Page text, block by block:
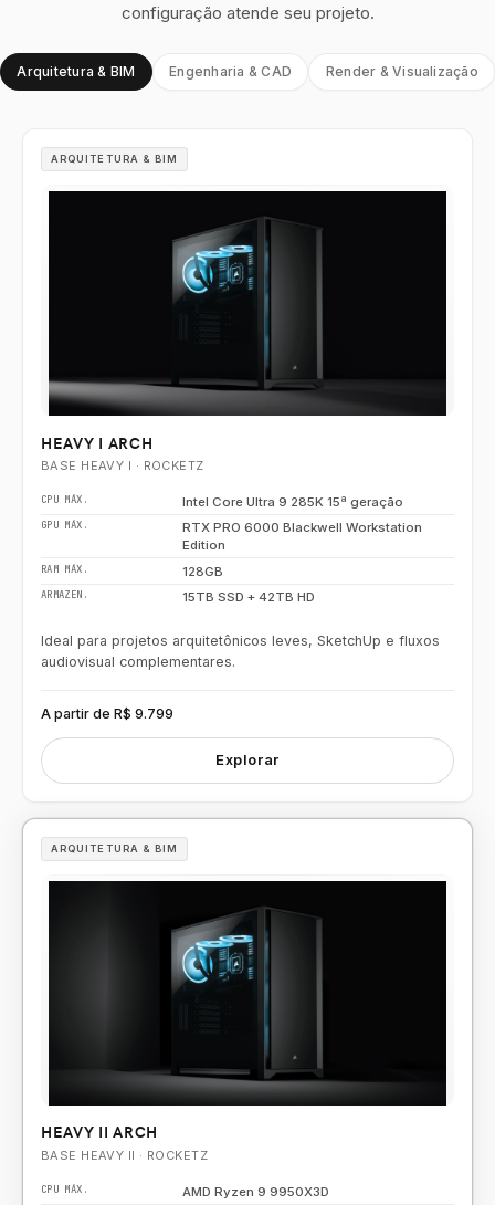
configuração atende seu projeto.
Arquitetura & BIM Engenharia & CAD Render & Visualização
ARQUITETURA & BIM
HEAVY I ARCH
BASE HEAVY I · ROCKETZ
CPU MÁX. Intel Core Ultra 9 285K 15ª geração
GPU MÁX.
RTX PRO 6000 Blackwell Workstation
Edition
RAM MÁX. 128GB
ARMAZEN. 15TB SSD + 42TB HD
Ideal para projetos arquitetônicos leves, SketchUp e fluxos
audiovisual complementares.
A partir de R$ 9.799
Explorar
ARQUITETURA & BIM
HEAVY II ARCH
BASE HEAVY II · ROCKETZ
CPU MÁX. AMD Ryzen 9 9950X3D